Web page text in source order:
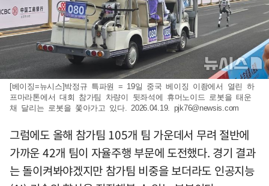
[베이징=뉴시스]박정규 특파원 = 19일 중국 베이징 이좡에서 열린 하
프마라톤에서 대회 참가팀 차량이 뒷좌석에 휴머노이드 로봇을 태운
채 달리는 로봇을 쫓아가고 있다. 2026.04.19. pjk76@newsis.com
그럼에도 올해 참가팀 105개 팀 가운데서 무려 절반에
가까운 42개 팀이 자율주행 부문에 도전했다. 경기 결과
는 돌이켜봐야겠지만 참가팀 비중을 보더라도 인공지능